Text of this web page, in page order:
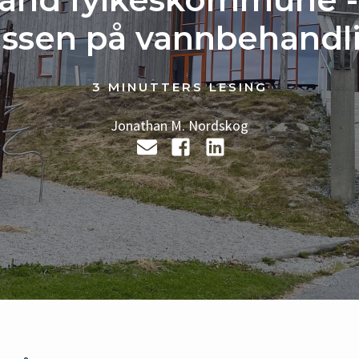
på
3 MINUTTERS LESING
Jonathan M. Nordskog